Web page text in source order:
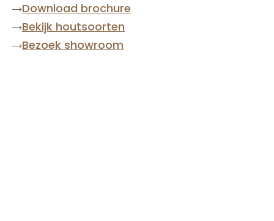
Download brochure
Bekijk houtsoorten
Bezoek showroom